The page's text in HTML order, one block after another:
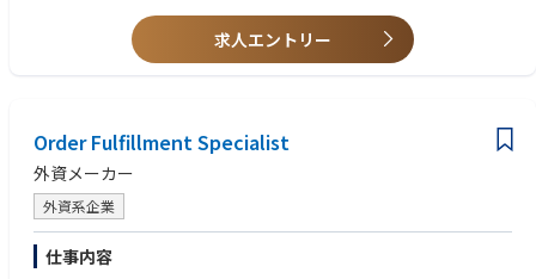
また，既存の業務プロセスの改善，最適化にも取組んでいただきます。
輸出業務以外でも完成車国内物流や完成車物流プランニングなどの領域で
経験を積んでいただく事も可能です。
日本語：ネイティブレベル
英語：ビジネスレベル
求人エントリー
Order Fulfillment Specialist
外資メーカー
外資系企業
仕事内容